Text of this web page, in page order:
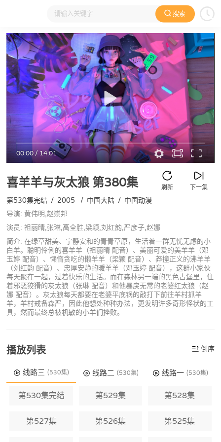
搜索
大家在看 日本动漫 国产动漫 欧美动漫 动漫电影
00:00/14:01
喜羊羊与灰太狼第380集 下一集
刷新
第530集完结 / 2005 / 中国大陆 / 中国动漫
导演: 黄伟明,赵崇邦
演员: 祖丽晴,张琳,高全胜,梁颖,刘红韵,严彦子,赵娜
简介: 在绿草甜美、宁静安和的青青草原，生活着一群无忧无虑的小
白羊。聪明伶俐的喜羊羊（祖丽晴 配音）、美丽可爱的美羊羊（邓
玉婷 配音）、懒惰贪吃的懒羊羊（梁颖 配音）、莽撞正义的沸羊羊
（刘红韵 配音）、忠厚安静的暖羊羊（邓玉婷 配音），这群小家伙
每天聚在一起，过着快乐的生活。而在森林另一端的黑色古堡里，住
着邪恶狡猾的灰太狼（张琳 配音）和他暴戾无常的老婆红太狼（赵
娜 配音）。灰太狼每天都要在老婆平底锅的敲打下前往羊村抓羊
羊，羊村戒备森严，因此他想处种种办法，更发明许多奇形怪状的工
具，然而最终总被机敏的小羊们挫败。
播放列表 倒序
线路三 (530集) 线路二 (530集) 线路一 (530集)
第530集完结 第529集 第528集
第527集 第526集 第525集